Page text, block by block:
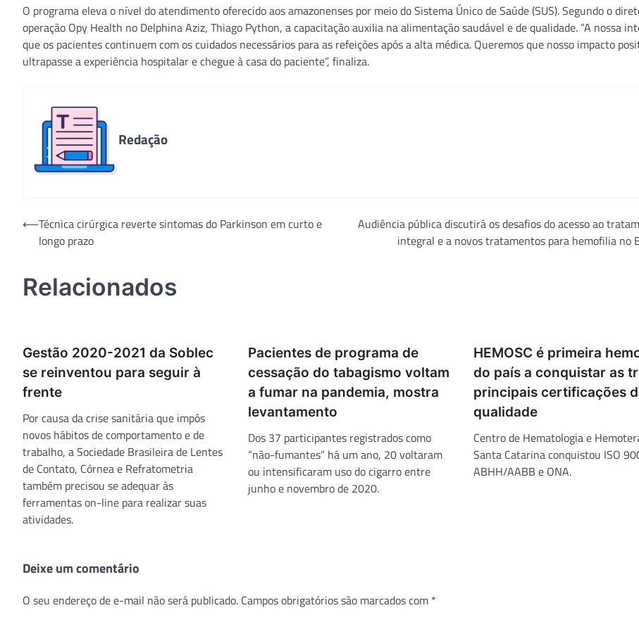
O programa eleva o nível do atendimento oferecido aos amazonenses por meio do Sistema Único de Saúde (SUS). Segundo o
operação Opy Health no Delphina Aziz, Thiago Python, a capacitação auxilia na alimentação saudável e de qualidade. “A nossa
que os pacientes continuem com os cuidados necessários para as refeições após a alta médica. Queremos que nosso impacto
ultrapasse a experiência hospitalar e chegue à casa do paciente”, finaliza.
Redação
Navegação
⟵Técnica cirúrgica reverte sintomas do Parkinson em curto e
longo prazo
Audiência pública discutirá os desafios do acesso ao
integral e a novos tratamentos para hemofilia no
Relacionados
Gestão 2020-2021 da Soblec
se reinventou para seguir à
frente
Por causa da crise sanitária que impôs
novos hábitos de comportamento e de
trabalho, a Sociedade Brasileira de Lentes
de Contato, Córnea e Refratometria
também precisou se adequar às
ferramentas on-line para realizar suas
atividades.
Pacientes de programa de
cessação do tabagismo voltam
a fumar na pandemia, mostra
levantamento
Dos 37 participantes registrados como
“não-fumantes” há um ano, 20 voltaram
ou intensificaram uso do cigarro entre
junho e novembro de 2020.
HEMOSC é primeira
do país a conquistar as
principais certificações
qualidade
Centro de Hematologia e
Santa Catarina conquistou ISO
ABHH/AABB e ONA.
Deixe um comentário
O seu endereço de e-mail não será publicado. Campos obrigatórios são marcados com *